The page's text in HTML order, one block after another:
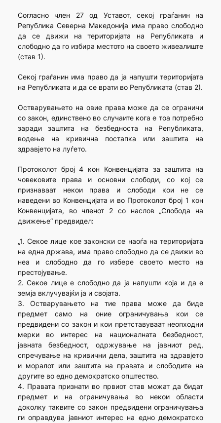
Согласно член 27 од Уставот, секој граѓанин на
Република Северна Македонија има право слободно
да се движи на територијата на Републиката и
слободно да го избира местото на своето живеалиште
(став 1).
Секој граѓанин има право да ја напушти територијата
на Републиката и да се врати во Републиката (став 2).
Остварувањето на овие права може да се ограничи
со закон, единствено во случаите кога е тоа потребно
заради заштита на безбедноста на Републиката,
водење на кривична постапка или заштита на
здравјето на луѓето.
Протоколот број 4 кон Конвенцијата за заштита на
човековите права и основни слободи, со кој се
признаваат некои права и слободи кои не се
наведени во Конвенцијата и во Протоколот број 1 кон
Конвенцијата, во членот 2 со наслов „Слобода на
движење“ предвидел:
„1. Секое лице кое законски се наоѓа на територијата
на една држава, има право слободно да се движи во
неа и слободно да го избере своето место на
престојување.
2. Секое лице е слободно да ја напушти која и да е
земја вклучувајќи ја и својата.
3. Остварувањето на тие права може да биде
предмет само на оние ограничувања кои се
предвидени со закон и кои претставуваат неопходни
мерки во интерес на националната безбедност,
јавната безбедност, одржување на јавниот ред,
спречување на кривични дела, заштита на здравјето
и моралот или заштита на правата и слободите на
другите во едно демократско општество.
4. Правата признати во првиот став можат да бидат
предмет и на ограничувања во некои области
доколку таквите со закон предвидени ограничувања
ги оправдува јавниот интерес на едно демократско